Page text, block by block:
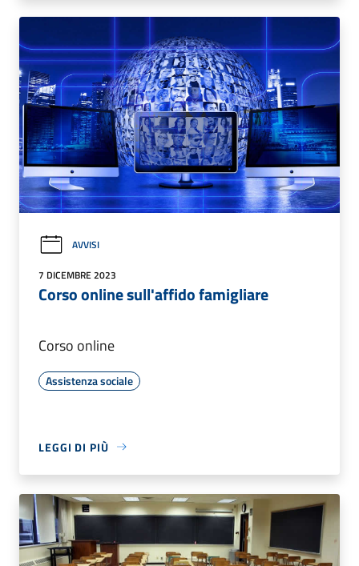
AVVISI
7 DICEMBRE 2023
Corso online sull'affido famigliare
Corso online
Assistenza sociale
LEGGI DI PIÙ